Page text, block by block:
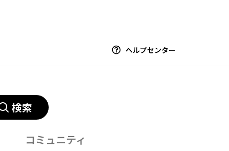
ヘルプセンター
検索
コミュニティ